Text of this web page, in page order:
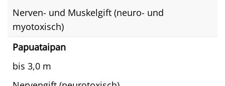
Nerven- und Muskelgift (neuro- und
myotoxisch)
Papuataipan
bis 3,0 m